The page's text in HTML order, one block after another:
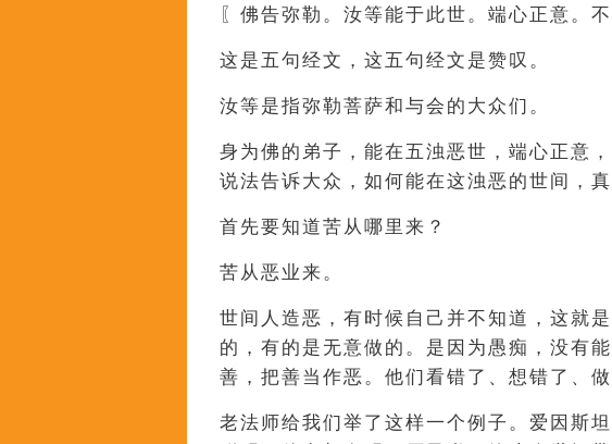
〖佛告弥勒。汝等能于此世。端心正意。
这是五句经文，这五句经文是赞叹。
汝等是指弥勒菩萨和与会的大众们。
身为佛的弟子，能在五浊恶世，端心正意
说法告诉大众，如何能在这浊恶的世间，真
首先要知道苦从哪里来？
苦从恶业来。
世间人造恶，有时候自己并不知道，这就
的，有的是无意做的。是因为愚痴，没有
善，把善当作恶。他们看错了、想错了、做
老法师给我们举了这样一个例子。爱因斯